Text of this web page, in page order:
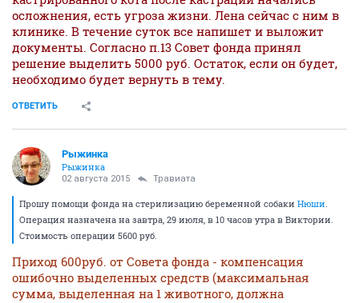
осложнения, есть угроза жизни. Лена сейчас с ним в
клинике. В течение суток все напишет и выложит
документы. Согласно п.13 Совет фонда принял
решение выделить 5000 руб. Остаток, если он будет,
необходимо будет вернуть в тему.
ОТВЕТИТЬ
Рыжинка
Рыжинка
02 августа 2015 Травиата
Прошу помощи фонда на стерилизацию беременной собаки Нюши.
Операция назначена на завтра, 29 июля, в 10 часов утра в Виктории.
Стоимость операции 5600 руб.
Приход 600руб. от Совета фонда - компенсация
ошибочно выделенных средств (максимальная
сумма, выделенная на 1 животного, должна